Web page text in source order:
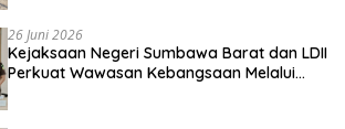
26 Juni 2026
Kejaksaan Negeri Sumbawa Barat dan LDII
Perkuat Wawasan Kebangsaan Melalui